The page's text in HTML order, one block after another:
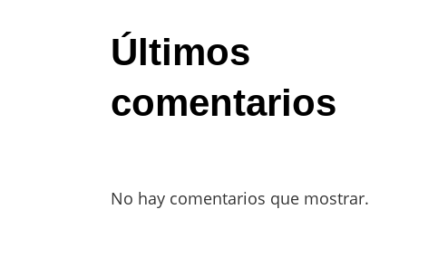
Últimos
comentarios
No hay comentarios que mostrar.